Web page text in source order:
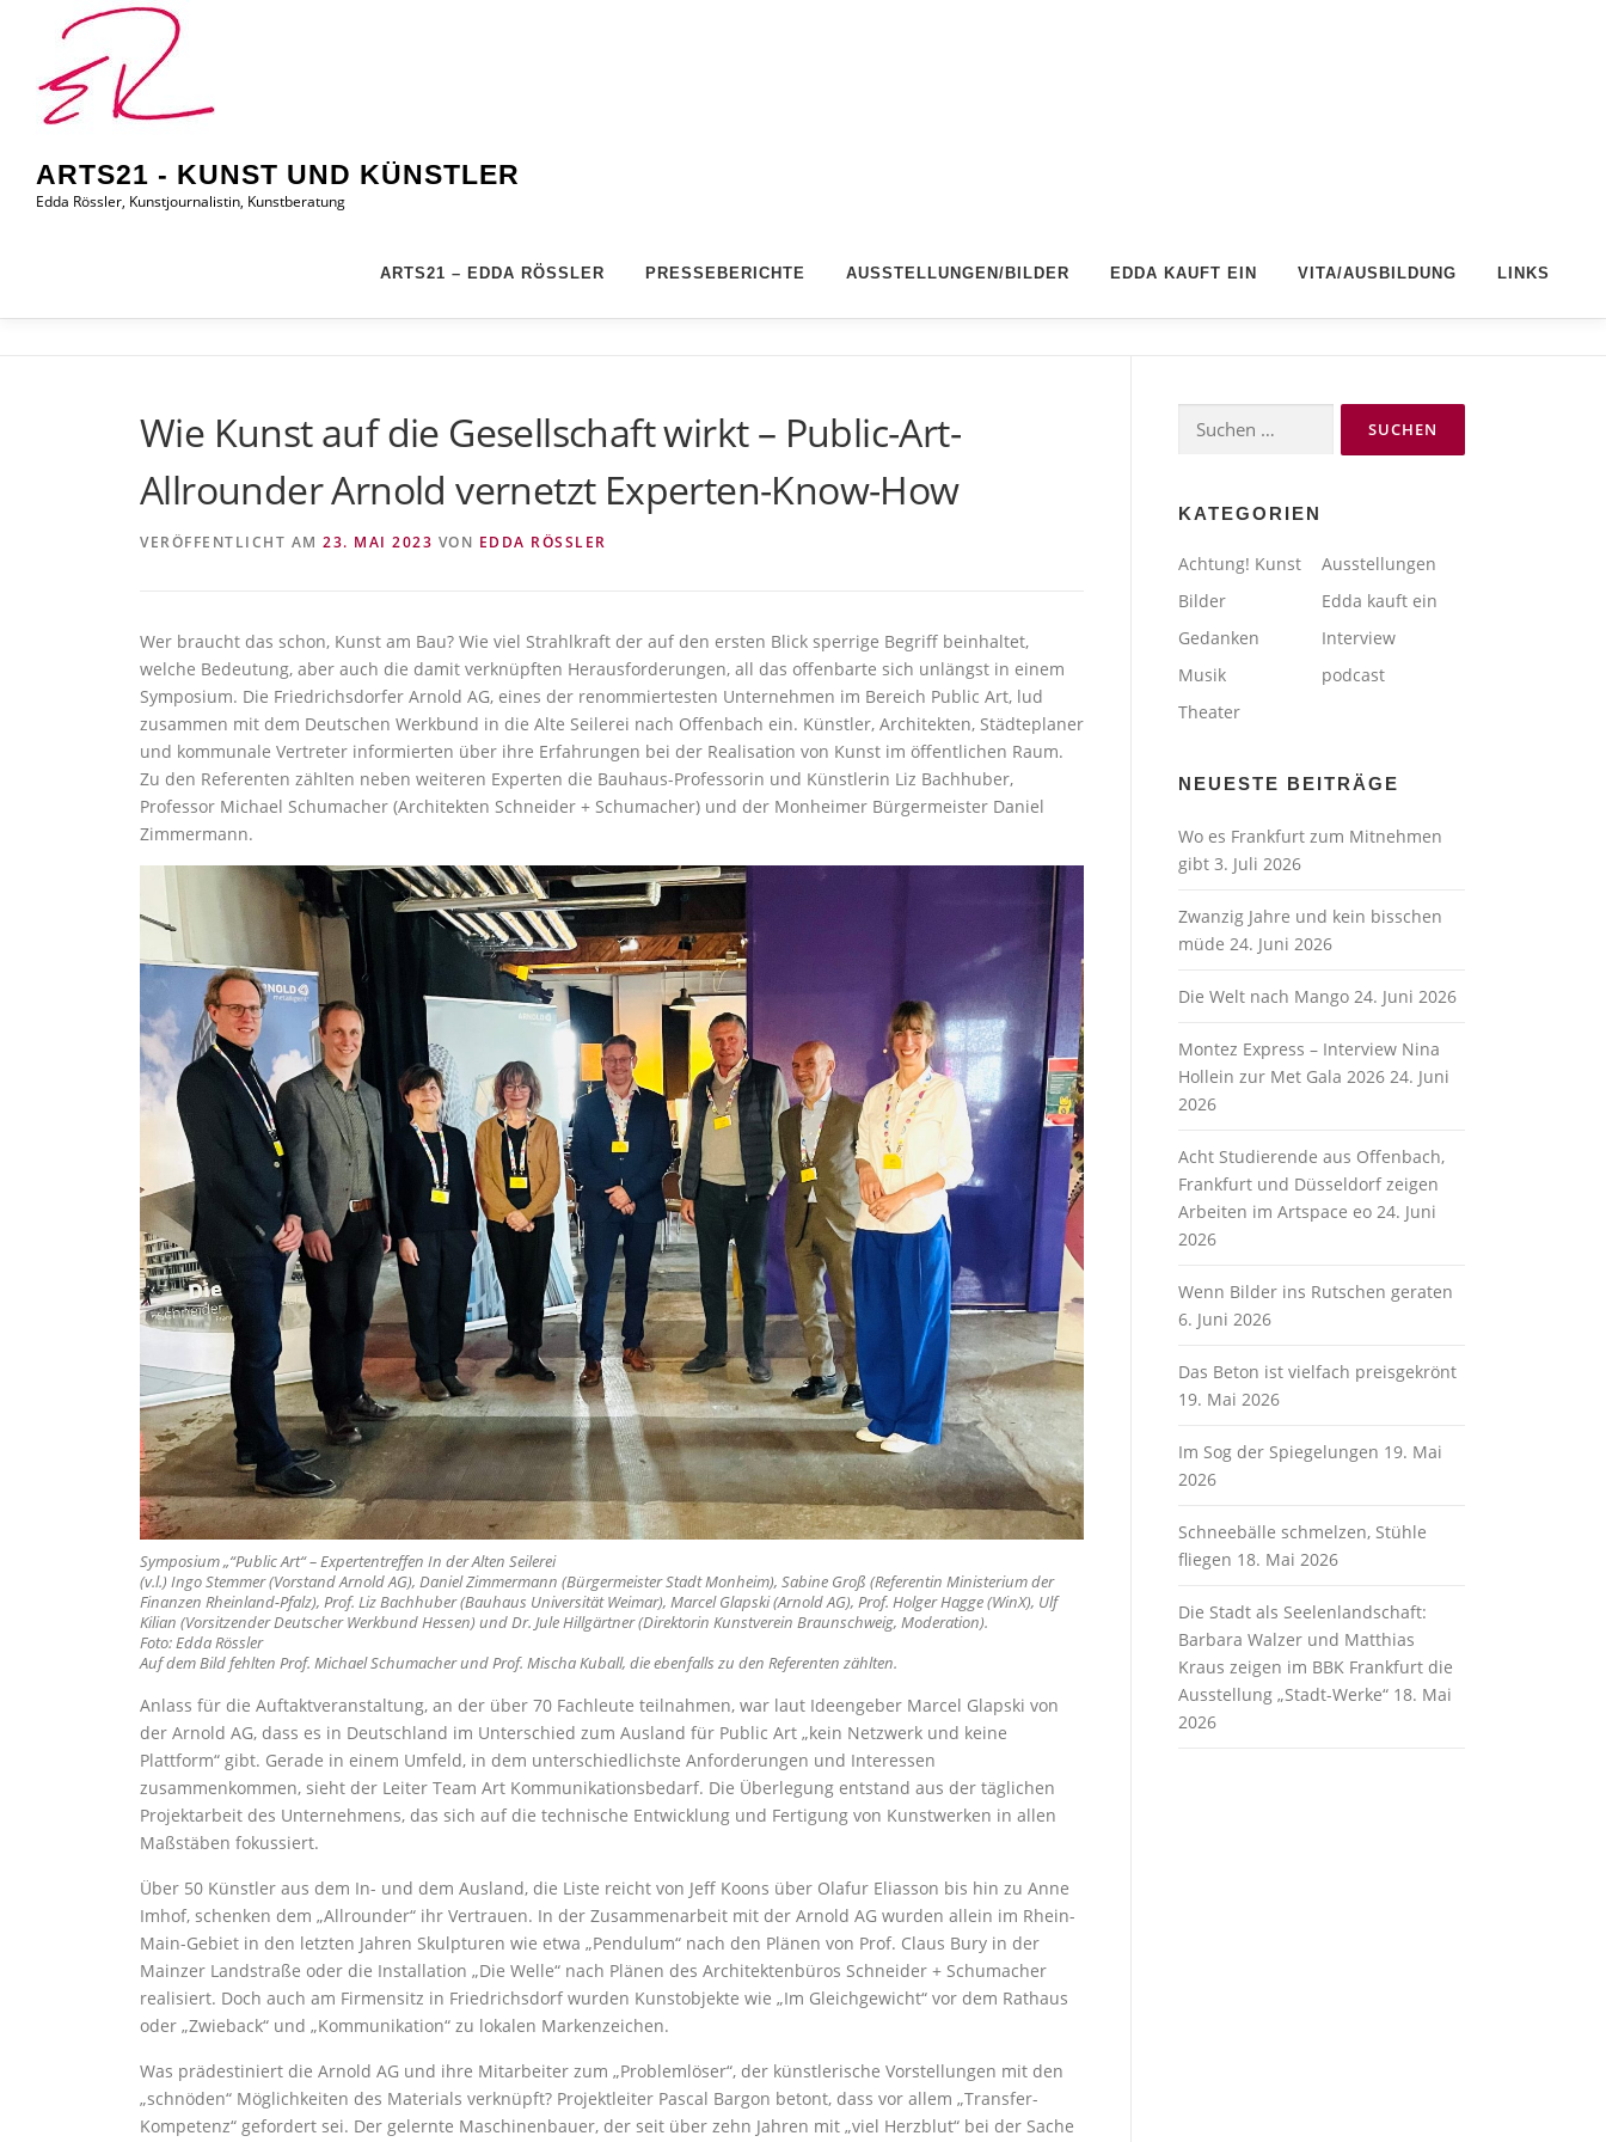
springen
ARTS21 - KUNST UND KÜNSTLER
Edda Rössler, Kunstjournalistin, Kunstberatung
ARTS21 – EDDA RÖSSLER PRESSEBERICHTE AUSSTELLUNGEN/BILDER EDDA KAUFT EIN VITA/AUSBILDUNG LINKS
Wie Kunst auf die Gesellschaft wirkt – Public-Art-
Allrounder Arnold vernetzt Experten-Know-How
VERÖFFENTLICHT AM 23. MAI 2023 VON EDDA RÖSSLER
Wer braucht das schon, Kunst am Bau? Wie viel Strahlkraft der auf den ersten Blick sperrige Begriff beinhaltet,
welche Bedeutung, aber auch die damit verknüpften Herausforderungen, all das offenbarte sich unlängst in einem
Symposium. Die Friedrichsdorfer Arnold AG, eines der renommiertesten Unternehmen im Bereich Public Art, lud
zusammen mit dem Deutschen Werkbund in die Alte Seilerei nach Offenbach ein. Künstler, Architekten, Städteplaner
und kommunale Vertreter informierten über ihre Erfahrungen bei der Realisation von Kunst im öffentlichen Raum.
Zu den Referenten zählten neben weiteren Experten die Bauhaus-Professorin und Künstlerin Liz Bachhuber,
Professor Michael Schumacher (Architekten Schneider + Schumacher) und der Monheimer Bürgermeister Daniel
Zimmermann.
Symposium „“Public Art“ – Expertentreffen In der Alten Seilerei
(v.l.) Ingo Stemmer (Vorstand Arnold AG), Daniel Zimmermann (Bürgermeister Stadt Monheim), Sabine Groß (Referentin Ministerium der
Finanzen Rheinland-Pfalz), Prof. Liz Bachhuber (Bauhaus Universität Weimar), Marcel Glapski (Arnold AG), Prof. Holger Hagge (WinX), Ulf
Kilian (Vorsitzender Deutscher Werkbund Hessen) und Dr. Jule Hillgärtner (Direktorin Kunstverein Braunschweig, Moderation).
Foto: Edda Rössler
Auf dem Bild fehlten Prof. Michael Schumacher und Prof. Mischa Kuball, die ebenfalls zu den Referenten zählten.
Anlass für die Auftaktveranstaltung, an der über 70 Fachleute teilnahmen, war laut Ideengeber Marcel Glapski von
der Arnold AG, dass es in Deutschland im Unterschied zum Ausland für Public Art „kein Netzwerk und keine
Plattform“ gibt. Gerade in einem Umfeld, in dem unterschiedlichste Anforderungen und Interessen
zusammenkommen, sieht der Leiter Team Art Kommunikationsbedarf. Die Überlegung entstand aus der täglichen
Projektarbeit des Unternehmens, das sich auf die technische Entwicklung und Fertigung von Kunstwerken in allen
Maßstäben fokussiert.
Über 50 Künstler aus dem In- und dem Ausland, die Liste reicht von Jeff Koons über Olafur Eliasson bis hin zu Anne
Imhof, schenken dem „Allrounder“ ihr Vertrauen. In der Zusammenarbeit mit der Arnold AG wurden allein im Rhein-
Main-Gebiet in den letzten Jahren Skulpturen wie etwa „Pendulum“ nach den Plänen von Prof. Claus Bury in der
Mainzer Landstraße oder die Installation „Die Welle“ nach Plänen des Architektenbüros Schneider + Schumacher
realisiert. Doch auch am Firmensitz in Friedrichsdorf wurden Kunstobjekte wie „Im Gleichgewicht“ vor dem Rathaus
oder „Zwieback“ und „Kommunikation“ zu lokalen Markenzeichen.
Was prädestiniert die Arnold AG und ihre Mitarbeiter zum „Problemlöser“, der künstlerische Vorstellungen mit den
„schnöden“ Möglichkeiten des Materials verknüpft? Projektleiter Pascal Bargon betont, dass vor allem „Transfer-
Kompetenz“ gefordert sei. Der gelernte Maschinenbauer, der seit über zehn Jahren mit „viel Herzblut“ bei der Sache
Suchen
nach:
KATEGORIEN
Achtung! Kunst
Ausstellungen
Bilder
Edda kauft ein
Gedanken
Interview
Musik
podcast
Theater
NEUESTE BEITRÄGE
Wo es Frankfurt zum Mitnehmen
gibt 3. Juli 2026
Zwanzig Jahre und kein bisschen
müde 24. Juni 2026
Die Welt nach Mango 24. Juni 2026
Montez Express – Interview Nina
Hollein zur Met Gala 2026 24. Juni
2026
Acht Studierende aus Offenbach,
Frankfurt und Düsseldorf zeigen
Arbeiten im Artspace eo 24. Juni
2026
Wenn Bilder ins Rutschen geraten
6. Juni 2026
Das Beton ist vielfach preisgekrönt
19. Mai 2026
Im Sog der Spiegelungen 19. Mai
2026
Schneebälle schmelzen, Stühle
fliegen 18. Mai 2026
Die Stadt als Seelenlandschaft:
Barbara Walzer und Matthias
Kraus zeigen im BBK Frankfurt die
Ausstellung „Stadt-Werke“ 18. Mai
2026